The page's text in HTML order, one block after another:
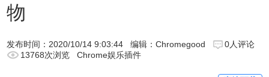
物
发布时间： 2020/10/14 9:03:44 编辑：Chromegood
0人评论
13768次浏览
Chrome娱乐插件